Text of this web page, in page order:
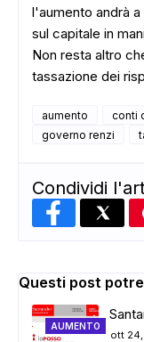
l'aumento andrà
sul capitale in
Non resta altro
tassazione dei
aumento conti
governo renzi
Condividi
Questi post
AUMENTO
ott